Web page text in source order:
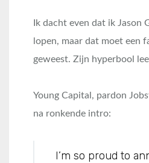
Ik dacht even dat ik Jason
lopen, maar dat moet een
geweest. Zijn hyperbool
Young Capital, pardon
na ronkende intro:
I’m so proud to